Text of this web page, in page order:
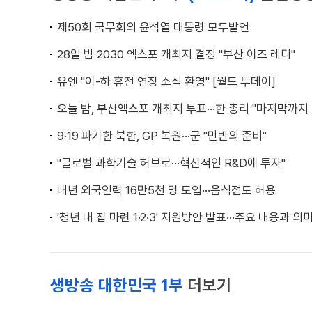
제50회 국무회의 윤석열 대통령 모두발언
28일 밤 2030 엑스포 개최지 결정 "부산 이즈 레디"
유엔 "이-하 휴전 연장 소식 환영" [월드 투데이]
오늘 밤, 부산엑스포 개최지 투표···한 총리 "마지막까지
9·19 파기한 북한, GP 복원···군 "만반의 준비"
"글로벌 과학기술 허브로···혁신적인 R&D에 투자"
내년 외국인력 16만5천 명 도입···음식점도 허용
'청년 내 집 마련 1·2·3' 지원방안 발표···주요 내용과 의
생방송 대한민국 1부 더보기